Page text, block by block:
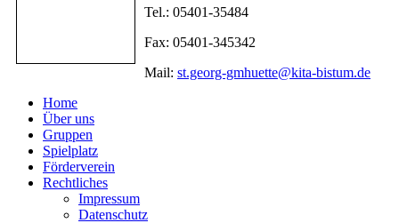
Tel.: 05401-35484
Fax: 05401-345342
Mail: st.georg-gmhuette@kita-bistum.de
Home
Über uns
Gruppen
Spielplatz
Förderverein
Rechtliches
Impressum
Datenschutz